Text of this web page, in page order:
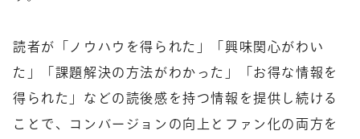
読者が「ノウハウを得られた」「興味関心がわい
た」「課題解決の方法がわかった」「お得な情報を
得られた」などの読後感を持つ情報を提供し続ける
ことで、コンバージョンの向上とファン化の両方を